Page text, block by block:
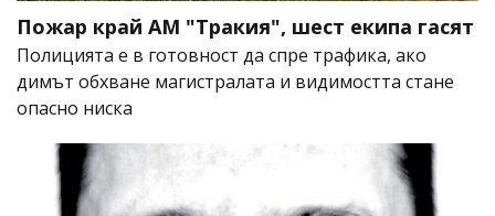
Пожар край АМ "Тракия", шест екипа гасят
Полицията е в готовност да спре трафика, ако
димът обхване магистралата и видимостта стане
опасно ниска